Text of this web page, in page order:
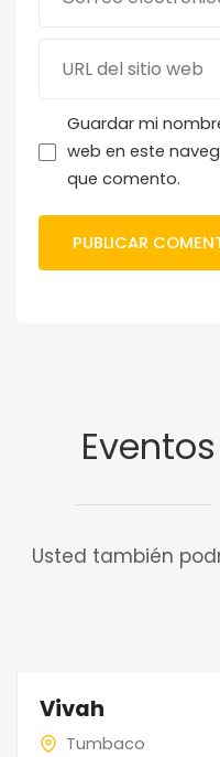
Guardar mi
web en este
que comento.
Usted también
Vivah
Tumbaco